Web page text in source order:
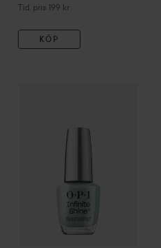
Tid. pris 199 kr
Tidigare pris 199 kr
KÖP